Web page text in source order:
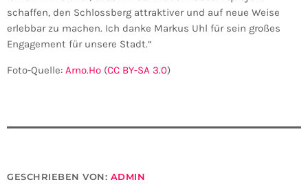
schaffen, den Schlossberg attraktiver und auf neue Weise
erlebbar zu machen. Ich danke Markus Uhl für sein großes
Engagement für unsere Stadt.“
Foto-Quelle: Arno.Ho (CC BY-SA 3.0)
GESCHRIEBEN VON: ADMIN